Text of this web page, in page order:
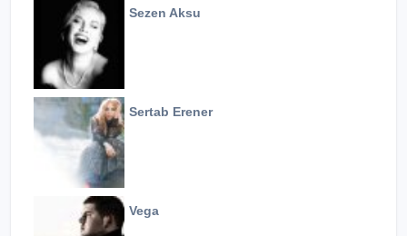
Sezen Aksu
Sertab Erener
Vega